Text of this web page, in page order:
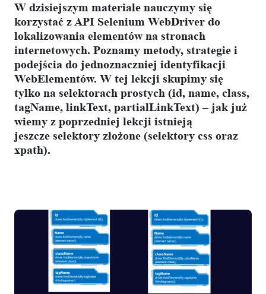
W dzisiejszym materiale nauczymy się
korzystać zAPI Selenium WebDriver do
lokalizowania elementów na stronach
internetowych. Poznamy metody, strategie i
podejścia do jednoznaczniej identyfikacji
WebElementów. W tej lekcji skupimy się
tylko na selektorach prostych (id, name, class,
tagName, linkText, partialLinkText) – jak już
wiemy z poprzedniej lekcji istnieją
jeszcze selektory złożone (selektory css oraz
xpath).